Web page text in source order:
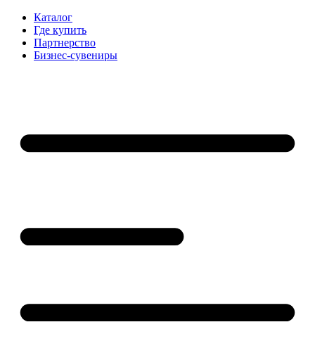
Каталог
Где купить
Партнерство
Бизнес-сувениры